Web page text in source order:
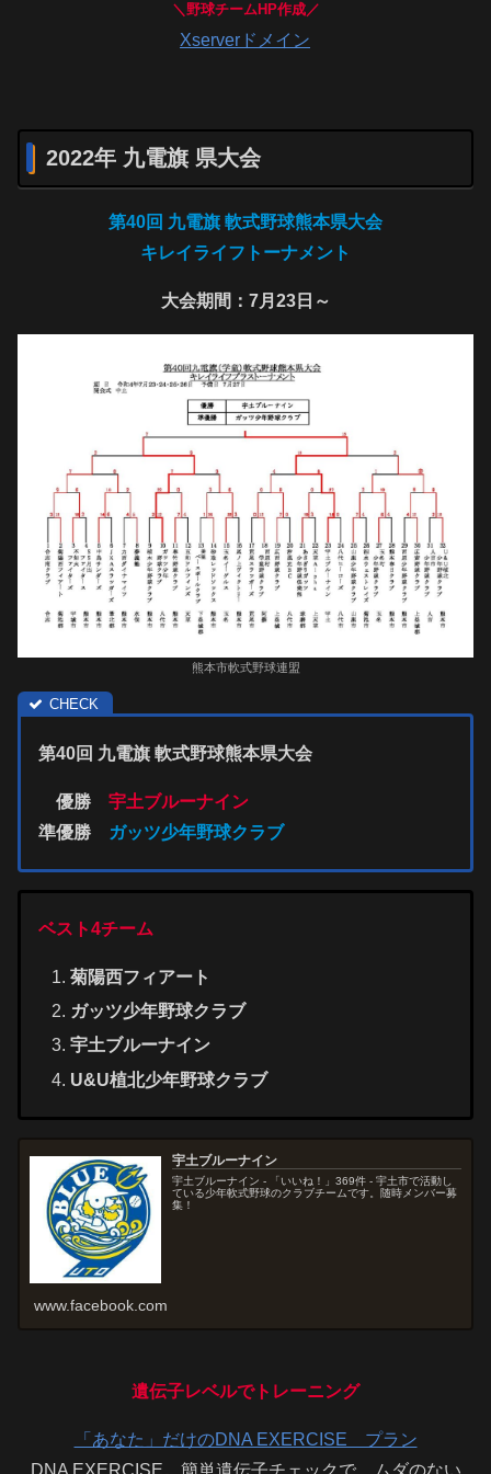
＼野球チームHP作成／
Xserverドメイン
2022年 九電旗 県大会
第40回 九電旗 軟式野球熊本県大会
キレイライフトーナメント
大会期間：7月23日～
熊本市軟式野球連盟
第40回 九電旗 軟式野球熊本県大会
優勝
宇土ブルーナイン
準優勝
ガッツ少年野球クラブ
ベスト4チーム
菊陽西フィアート
ガッツ少年野球クラブ
宇土ブルーナイン
U&U植北少年野球クラブ
宇土ブルーナイン
宇土ブルーナイン - 「いいね！」369件 - 宇土市で活動し
ている少年軟式野球のクラブチームです。随時メンバー募
集！
www.facebook.com
遺伝子レベルでトレーニング
「あなた」だけのDNA EXERCISE プラン